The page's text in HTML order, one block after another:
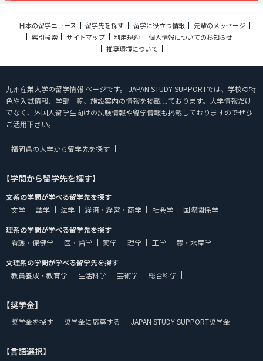
日本の留学ニュース 留学先を探す 留学に役立つ情報
先輩のメッセージ
索引検索
サイトマップ 利用規約
個人情報についてのお知らせ
推奨環境について
九州産業大学の留学情報 ページです。 JAPAN STUDY SUPPORTでは、学校の特
色や入試情報、学部一覧、施設案内の情報を掲載しております。大学情報だけ
でなく、外国人留学生向けの試験情報や留学情報も掲載しておりますのでぜひ
ご活用下さい。
福岡県の大学から留学先を探す
【学問から留学先を探す】
文系の学問が学べる留学先を探す
文学
語学 法学 経済・経営・商学 社会学
国際関係学
理系の学問が学べる留学先を探す
看護・保健学
医・歯学 薬学 理学 工学
農・水産学
文理系の学問が学べる留学先を探す
教員養成・教育学
生活科学 芸術学 総合科学
【奨学金】
奨学金を探す 奨学金に応募する JAPAN STUDY SUPPORT奨学金
【言語選択】